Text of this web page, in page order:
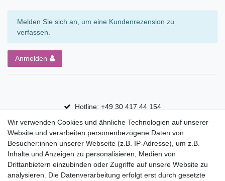
Melden Sie sich an, um eine Kundenrezension zu
verfassen.
Anmelden
Hotline: +49 30 417 44 154
30 Tage Rückgaberecht
Versandfrei ab 75 € in Deutschland
Top Marken
Wir verwenden Cookies und ähnliche Technologien auf unserer
Website und verarbeiten personenbezogene Daten von
Besucher:innen unserer Webseite (z.B. IP-Adresse), um z.B.
Inhalte und Anzeigen zu personalisieren, Medien von
Drittanbietern einzubinden oder Zugriffe auf unsere Website zu
analysieren. Die Datenverarbeitung erfolgt erst durch gesetzte